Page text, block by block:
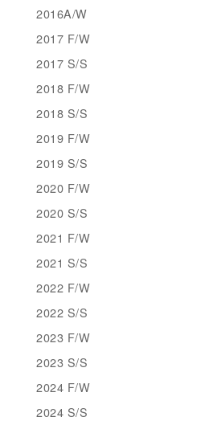
2016A/W
2017 F/W
2017 S/S
2018 F/W
2018 S/S
2019 F/W
2019 S/S
2020 F/W
2020 S/S
2021 F/W
2021 S/S
2022 F/W
2022 S/S
2023 F/W
2023 S/S
2024 F/W
2024 S/S